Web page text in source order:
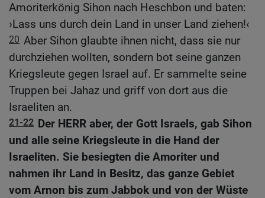
Amoriterkönig Sihon nach Heschbon und baten:
›Lass uns durch dein Land in unser Land ziehen!‹
20 Aber Sihon glaubte ihnen nicht, dass sie nur
durchziehen wollten, sondern bot seine ganzen
Kriegsleute gegen Israel auf. Er sammelte seine
Truppen bei Jahaz und griff von dort aus die
Israeliten an.
21-22 Der HERR aber, der Gott Israels, gab Sihon
und alle seine Kriegsleute in die Hand der
Israeliten. Sie besiegten die Amoriter und
nahmen ihr Land in Besitz, das ganze Gebiet
vom Arnon bis zum Jabbok und von der Wüste